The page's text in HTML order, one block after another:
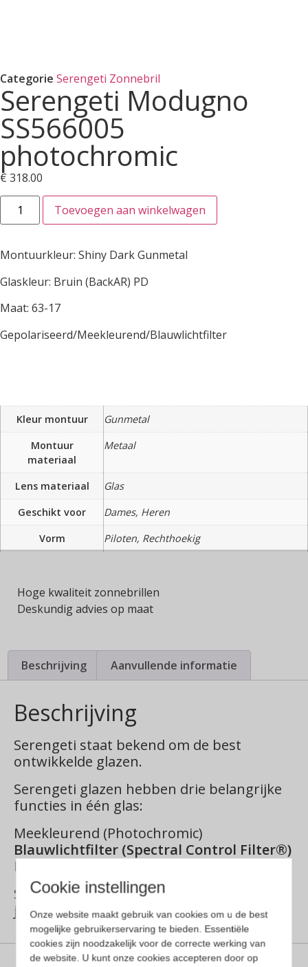
Categorie Serengeti Zonnebril
Serengeti Modugno
SS566005
photochromic
€ 318.00
Toevoegen aan winkelwagen
Montuurkleur: Shiny Dark Gunmetal
Glaskleur: Bruin (BackAR) PD
Maat: 63-17
Gepolariseerd/Meekleurend/Blauwlichtfilter
Kleur montuur
Gunmetal
Montuur
materiaal
Metaal
Lens materiaal
Glas
Geschikt voor
Dames, Heren
Vorm
Piloten, Rechthoekig
Hoge kwaliteit zonnebrillen
Deskundig advies op maat
Beschrijving Aanvullende informatie
Beschrijving
Serengeti staat bekend om de best
ontwikkelde glazen.
Serengeti glazen hebben drie belangrijke
functies in één glas:
Meekleurend (Photochromic)
Blauwlichtfilter (Spectral Control Filter®)
Minder schittering (Polarization)
Serengeti is marktleidend, met meer 140
jaar aan ervaring.
Cookie instellingen
Onze website maakt gebruik van cookies om u de best
mogelijke gebruikerservaring te bieden. Essentiële
cookies zijn noodzakelijk voor de correcte werking van
de website. U kunt onze cookies accepteren door op